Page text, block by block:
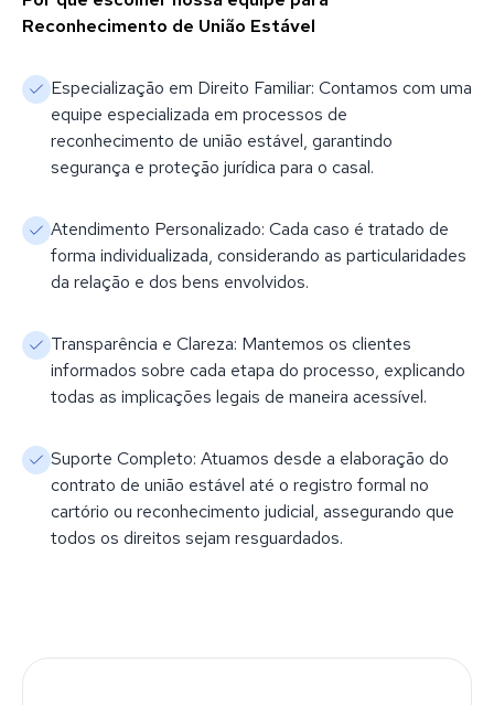
Reconhecimento de União Estável
Especialização em Direito Familiar: Contamos com uma
equipe especializada em processos de
reconhecimento de união estável, garantindo
segurança e proteção jurídica para o casal.
Atendimento Personalizado: Cada caso é tratado de
forma individualizada, considerando as particularidades
da relação e dos bens envolvidos.
Transparência e Clareza: Mantemos os clientes
informados sobre cada etapa do processo, explicando
todas as implicações legais de maneira acessível.
Suporte Completo: Atuamos desde a elaboração do
contrato de união estável até o registro formal no
cartório ou reconhecimento judicial, assegurando que
todos os direitos sejam resguardados.